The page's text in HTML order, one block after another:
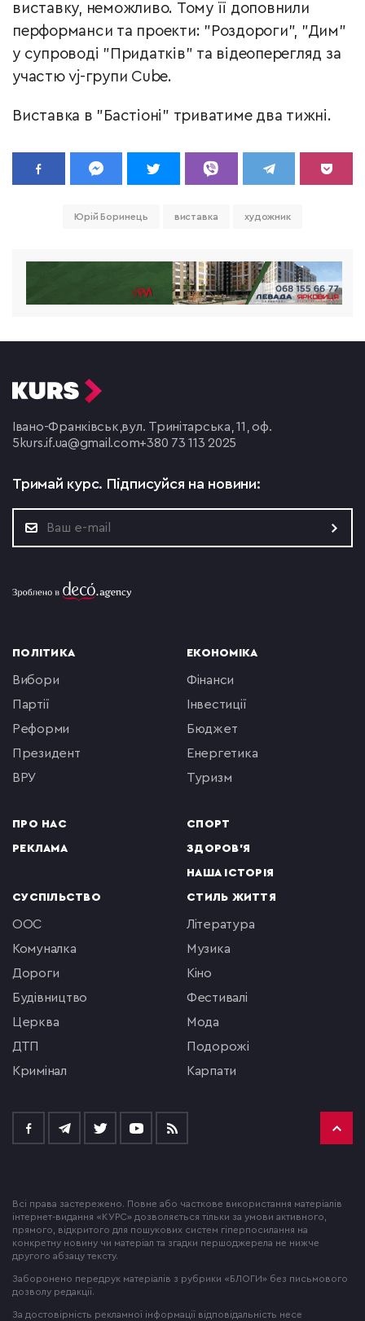
виставку, неможливо. Тому її доповнили
перформанси та проекти: "Роздороги", "Дим"
у супроводі "Придатків" та відеоперегляд за
участю vj-групи Cube.
Виставка в "Бастіоні" триватиме два тижні.
Юрій Боринець виставка художник
Івано-Франківськ,вул. Тринітарська, 11, оф.
5 kurs.if.ua@gmail.com+380 73 113 2025
Тримай курс. Підписуйся на новини:
ПОЛІТИКА
вибори
партії
реформи
президент
ВРУ
ПРО НАС
РЕКЛАМА
ЕКОНОМІКА
фінанси
інвестиції
бюджет
енергетика
туризм
СПОРТ
ЗДОРОВ'Я
НАША ІСТОРІЯ
СУСПІЛЬСТВО
ООС
комуналка
Дороги
будівництво
церква
ДТП
кримінал
СТИЛЬ ЖИТТЯ
література
музика
кіно
фестивалі
мода
подорожі
Карпати
Всі права застережено. Повне або часткове використання матеріалів
інтернет-видання «КУРС» дозволяється тільки за умови активного,
прямого, відкритого для пошукових систем гіперпосилання на
конкретну новину чи матеріал та згадки першоджерела не нижче
другого абзацу тексту.
Заборонено передрук матеріалів з рубрики «БЛОГИ» без письмового
дозволу редакції.
За достовірність рекламної інформації відповідальність несе